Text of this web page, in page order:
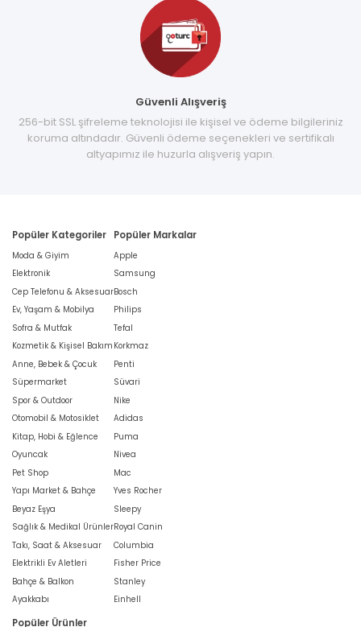
Güvenli Alışveriş
256-bit SSL şifreleme teknolojisi ile kişisel ve ödeme bilgileriniz
koruma altındadır. Güvenli ödeme seçenekleri ve sertifikalı
altyapımız ile huzurla alışveriş yapın.
Popüler Kategoriler
Moda & Giyim
Elektronik
Cep Telefonu & Aksesuar
Ev, Yaşam & Mobilya
Sofra & Mutfak
Kozmetik & Kişisel Bakım
Anne, Bebek & Çocuk
Süpermarket
Spor & Outdoor
Otomobil & Motosiklet
Kitap, Hobi & Eğlence
Oyuncak
Pet Shop
Yapı Market & Bahçe
Beyaz Eşya
Sağlık & Medikal Ürünler
Takı, Saat & Aksesuar
Elektrikli Ev Aletleri
Bahçe & Balkon
Ayakkabı
Popüler Markalar
Apple
Samsung
Bosch
Philips
Tefal
Korkmaz
Penti
Süvari
Nike
Adidas
Puma
Nivea
Mac
Yves Rocher
Sleepy
Royal Canin
Columbia
Fisher Price
Stanley
Einhell
Popüler Ürünler